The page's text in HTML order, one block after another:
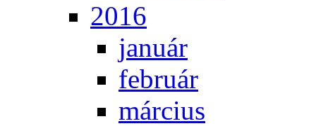
2016
ja­nu­ár
feb­ru­ár
már­ci­us